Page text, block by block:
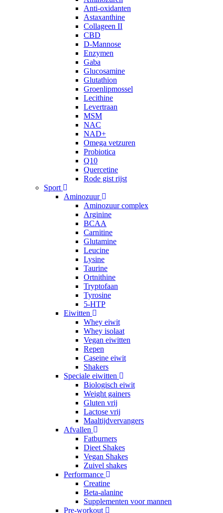
Anti-oxidanten
Astaxanthine
Collageen II
CBD
D-Mannose
Enzymen
Gaba
Glucosamine
Glutathion
Groenlipmossel
Lecithine
Levertraan
MSM
NAC
NAD+
Omega vetzuren
Probiotica
Q10
Quercetine
Rode gist rijst
Sport
Aminozuur
Aminozuur complex
Arginine
BCAA
Carnitine
Glutamine
Leucine
Lysine
Taurine
Ortnithine
Tryptofaan
Tyrosine
5-HTP
Eiwitten
Whey eiwit
Whey isolaat
Vegan eiwitten
Repen
Caseine eiwit
Shakers
Speciale eiwitten
Biologisch eiwit
Weight gainers
Gluten vrij
Lactose vrij
Maaltijdvervangers
Afvallen
Fatburners
Dieet Shakes
Vegan Shakes
Zuivel shakes
Performance
Creatine
Beta-alanine
Supplementen voor mannen
Pre-workout